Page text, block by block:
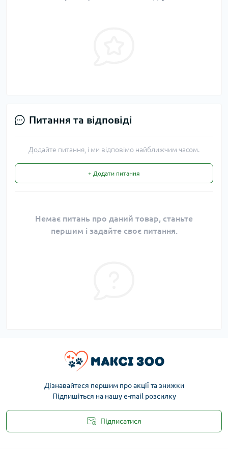
Питання та відповіді
Додайте питання, і ми відповімо найближчим часом.
+ Додати питання
Немає питань про даний товар, станьте
першим і задайте своє питання.
Дізнавайтеся першим про акції та знижки
Підпишіться на нашу e-mail розсилку
Підписатися